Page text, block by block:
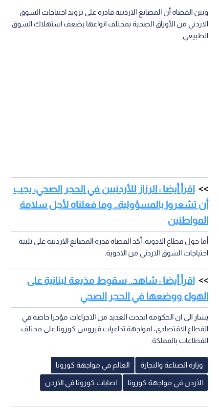
وبين القضاة أن المصانع الاردنية قادرة على تزويد احتياجات السوق
الاردني من الأوراق الصحية بمختلف انواعها بضعف استهلاك السوق
الطبيعي.
اقرأ أيضا : الرزاز للأردنيين في الحجر الصحي: يجب
أن تشعروا بالمسؤولية.. وما فعلناه لأجل سلامة
المواطنين
أما حول قطاع الادوية، أكد القضاة قدرة المصانع الاردنية على تلبية
احتياجات السوق الاردني من الادوية.
اقرأ أيضا : شاهد.. سقوط مذيعة لبنانية على
الهواء ووضعها في الحجر الصحي
يشار الى ان الحكومة اتخذت العديد من الاجراءات مؤخرا خاصة في
القطاع الاقتصادي، لمواجهة تداعيات فيروس كورونا على مختلف
القطاعات بالمملكة.
وزارة الصناعة والتجارة العالم في مواجهة كورونا
الأردن في مواجهة كورونا اصابات كورونا في الأردن